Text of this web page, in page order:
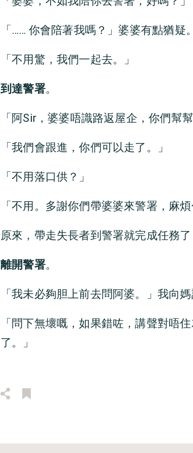
「…… 你會陪著我嗎？」婆婆有點猶疑。
「不用驚，我們一起去。」
到達警署。
「阿Sir，婆婆唔識路返屋企，你們幫
「我們會跟進，你們可以走了。」
「不用落口供？」
「不用。多謝你們帶婆婆來警署，麻煩
原來，帶走失長者到警署就完成任務了
離開警署。
「我未必夠胆上前去問阿婆。」我向媽
「問下無壞嘅，如果錯咗，講聲對唔
了。」